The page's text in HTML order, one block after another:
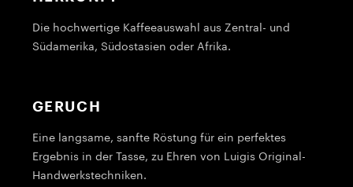
Die hochwertige Kaffeeauswahl aus Zentral- und
Südamerika, Südostasien oder Afrika.
GERUCH
Eine langsame, sanfte Röstung für ein perfektes
Ergebnis in der Tasse, zu Ehren von Luigis Original-
Handwerkstechniken.